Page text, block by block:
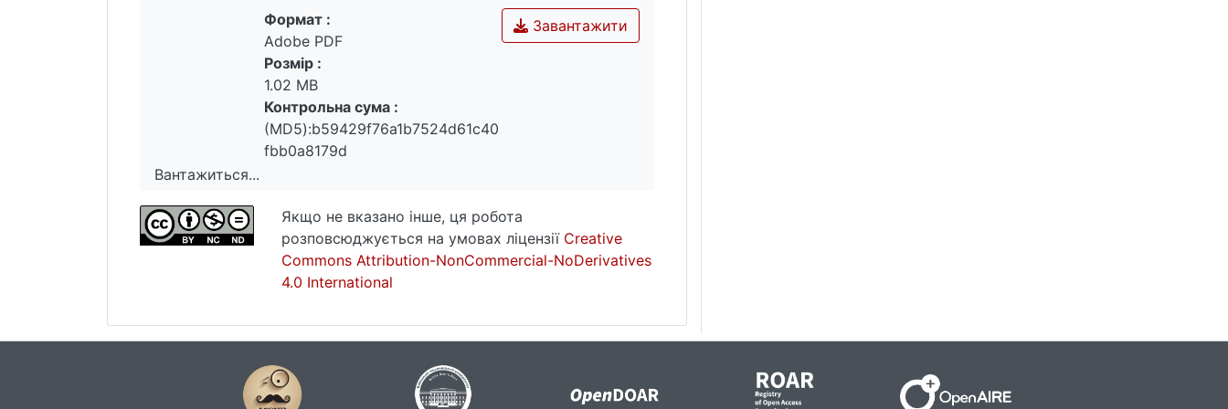
Вантажиться...
Вантажиться...
Завантажити
Формат :
Adobe PDF
Розмір :
1.02 MB
Контрольна сума :
(MD5):b59429f76a1b7524d61c40
fbb0a8179d
Якщо не вказано інше, ця робота
розповсюджується на умовах ліцензії Creative
Commons Attribution-NonCommercial-NoDerivatives
4.0 International